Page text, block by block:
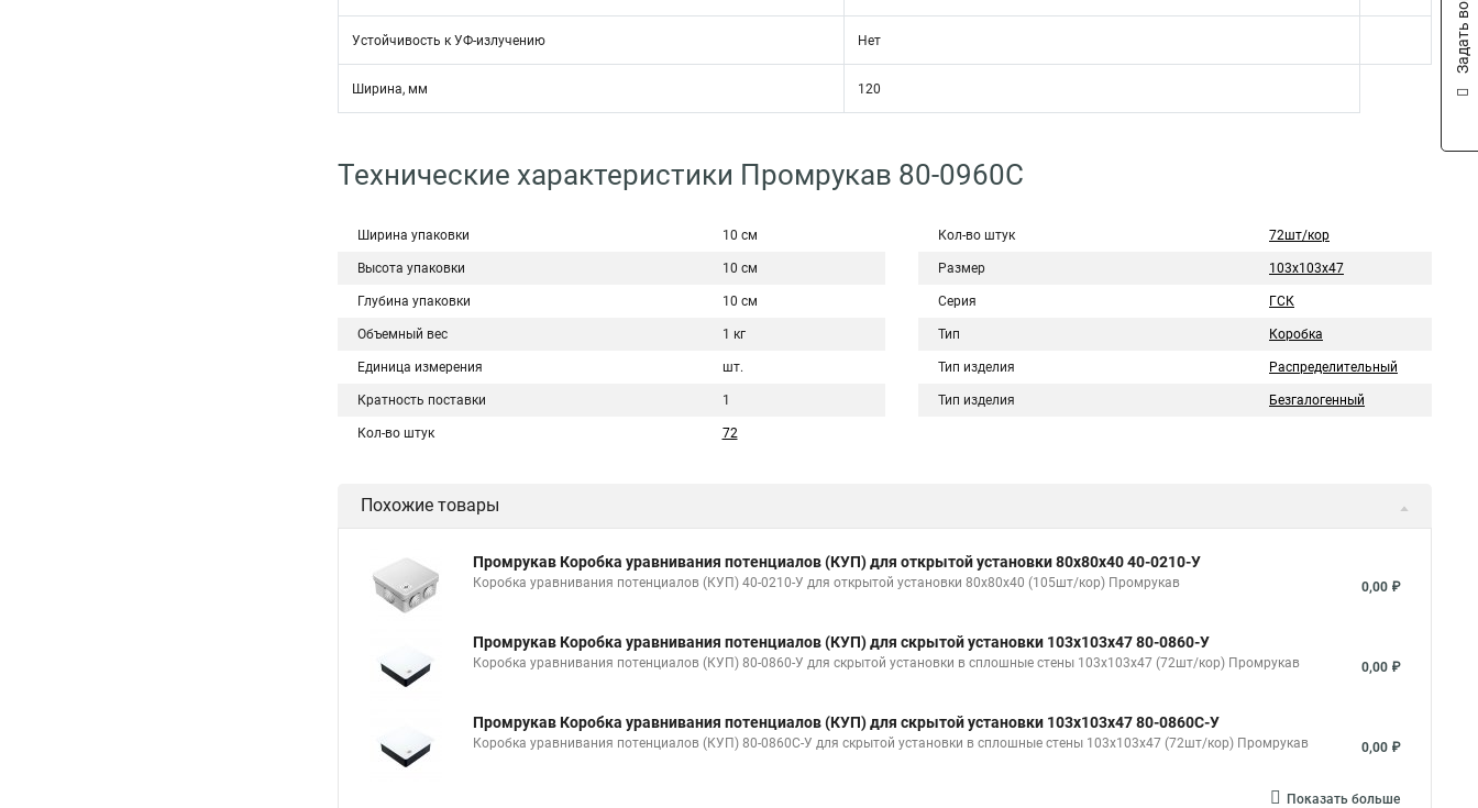
Устойчивость к УФ-излучению Нет
Ширина, мм 120
Технические характеристики Промрукав 80-0960С
Ширина упаковки 10 см
Высота упаковки 10 см
Глубина упаковки 10 см
Объемный вес 1 кг
Единица измерения шт.
Кратность поставки 1
Кол-во штук 72
Кол-во штук 72шт/кор
Размер 103х103х47
Серия ГСК
Тип Коробка
Тип изделия Распределительный
Тип изделия Безгалогенный
Похожие товары
Промрукав Коробка уравнивания потенциалов (КУП) для открытой установки 80х80х40 40-0210-У
Коробка уравнивания потенциалов (КУП) 40-0210-У для открытой установки 80х80х40 (105шт/кор) Промрукав 0,00 ₽
Промрукав Коробка уравнивания потенциалов (КУП) для скрытой установки 103х103х47 80-0860-У
Коробка уравнивания потенциалов (КУП) 80-0860-У для скрытой установки в сплошные стены 103х103х47 (72шт/кор) Промрукав 0,00 ₽
Промрукав Коробка уравнивания потенциалов (КУП) для скрытой установки 103х103х47 80-0860С-У
Коробка уравнивания потенциалов (КУП) 80-0860С-У для скрытой установки в сплошные стены 103х103х47 (72шт/кор) Промрукав 0,00 ₽
Показать больше
Задать вопрос